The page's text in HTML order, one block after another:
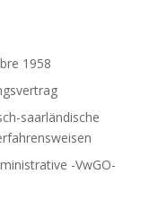
1958
saarländische
-VwGO-